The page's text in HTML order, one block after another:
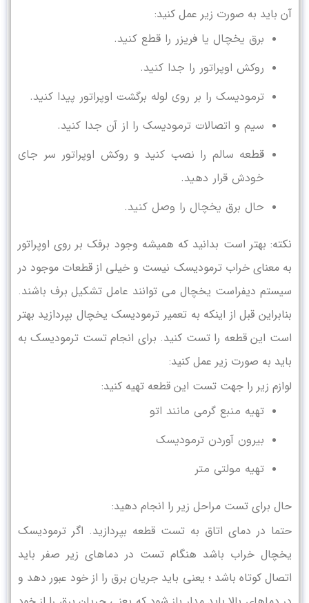
آن باید به صورت زیر عمل کنید:
برق یخچال یا فریزر را قطع کنید.
روکش اوپراتور را جدا کنید.
ترمودیسک را بر روی لوله برگشت اوپراتور پیدا کنید.
سیم و اتصالات ترمودیسک را از آن جدا کنید.
قطعه سالم را نصب کنید و روکش اوپراتور سر جای
خودش قرار دهید.
حال برق یخچال را وصل کنید.
نکته: بهتر است بدانید که همیشه وجود برفک بر روی اوپراتور
به معنای خراب ترمودیسک نیست و خیلی از قطعات موجود در
سیستم دیفراست یخچال می توانند عامل تشکیل برف باشند.
بنابراین قبل از اینکه به تعمیر ترمودیسک یخچال بپردازید بهتر
است این قطعه را تست کنید. برای انجام تست ترمودیسک به
باید به صورت زیر عمل کنید:
لوازم زیر را جهت تست این قطعه تهیه کنید:
تهیه منبع گرمی مانند اتو
بیرون آوردن ترمودیسک
تهیه مولتی متر
حال برای تست مراحل زیر را انجام دهید:
حتما در دمای اتاق به تست قطعه بپردازید. اگر ترمودیسک
یخچال خراب باشد هنگام تست در دماهای زیر صفر باید
اتصال کوتاه باشد ؛ یعنی باید جریان برق را از خود عبور دهد و